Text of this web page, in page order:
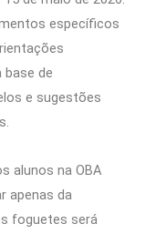
específicos
de
e sugestões
alunos na OBA
apenas da
foguetes será